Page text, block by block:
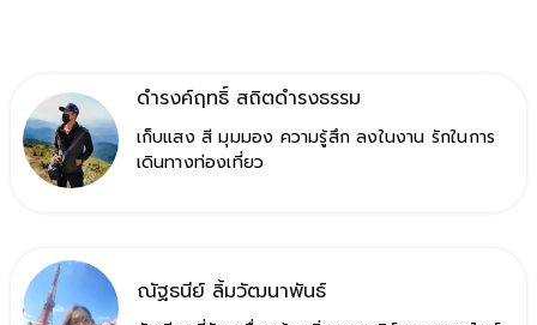
ดำรงค์ฤทธิ์ สถิตดำรงธรรม
เก็บแสง สี มุมมอง ความรู้สึก ลงในงาน รักในการ
เดินทางท่องเที่ยว
ณัฐธนีย์ ลิ้มวัฒนาพันธ์